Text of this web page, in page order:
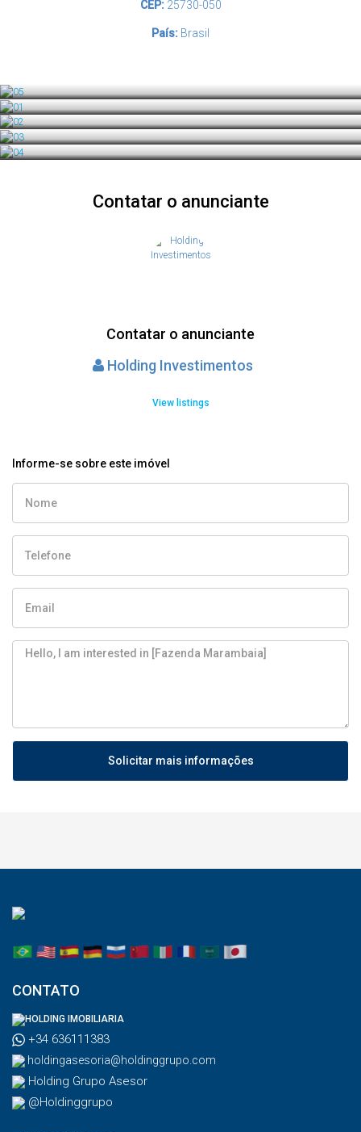
CEP:25730-050
País: Brasil
Contatar o anunciante
Contatar o anunciante
Holding Investimentos
View listings
Informe-se sobre este imóvel
Solicitar mais informações
CONTATO
HOLDING IMOBILIARIA
+34 636111383
holdingasesoria@holdinggrupo.com
Holding Grupo Asesor
@Holdinggrupo